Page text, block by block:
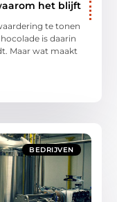
het blijft
te tonen
is daarin
Maar wat maakt
BEDRIJVEN